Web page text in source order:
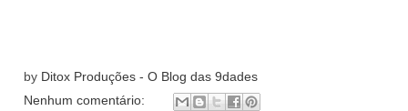
by Ditox Produções - O Blog das 9dades
Nenhum comentário: